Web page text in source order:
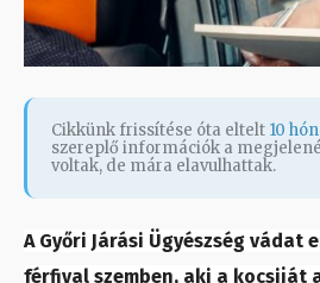
Cikkünk frissítése óta eltelt 10
szereplő információk a
voltak, de mára elavulhattak.
A Győri Járási Ügyészség vádat
férfival szemben, aki a kocsiját